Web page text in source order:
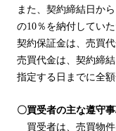
また、契約締結日か
の10％を納付していた
契約保証金は、売買
売買代金は、契約締
指定する日までに全
〇買受者の主な遵守
買受者は、売買物件